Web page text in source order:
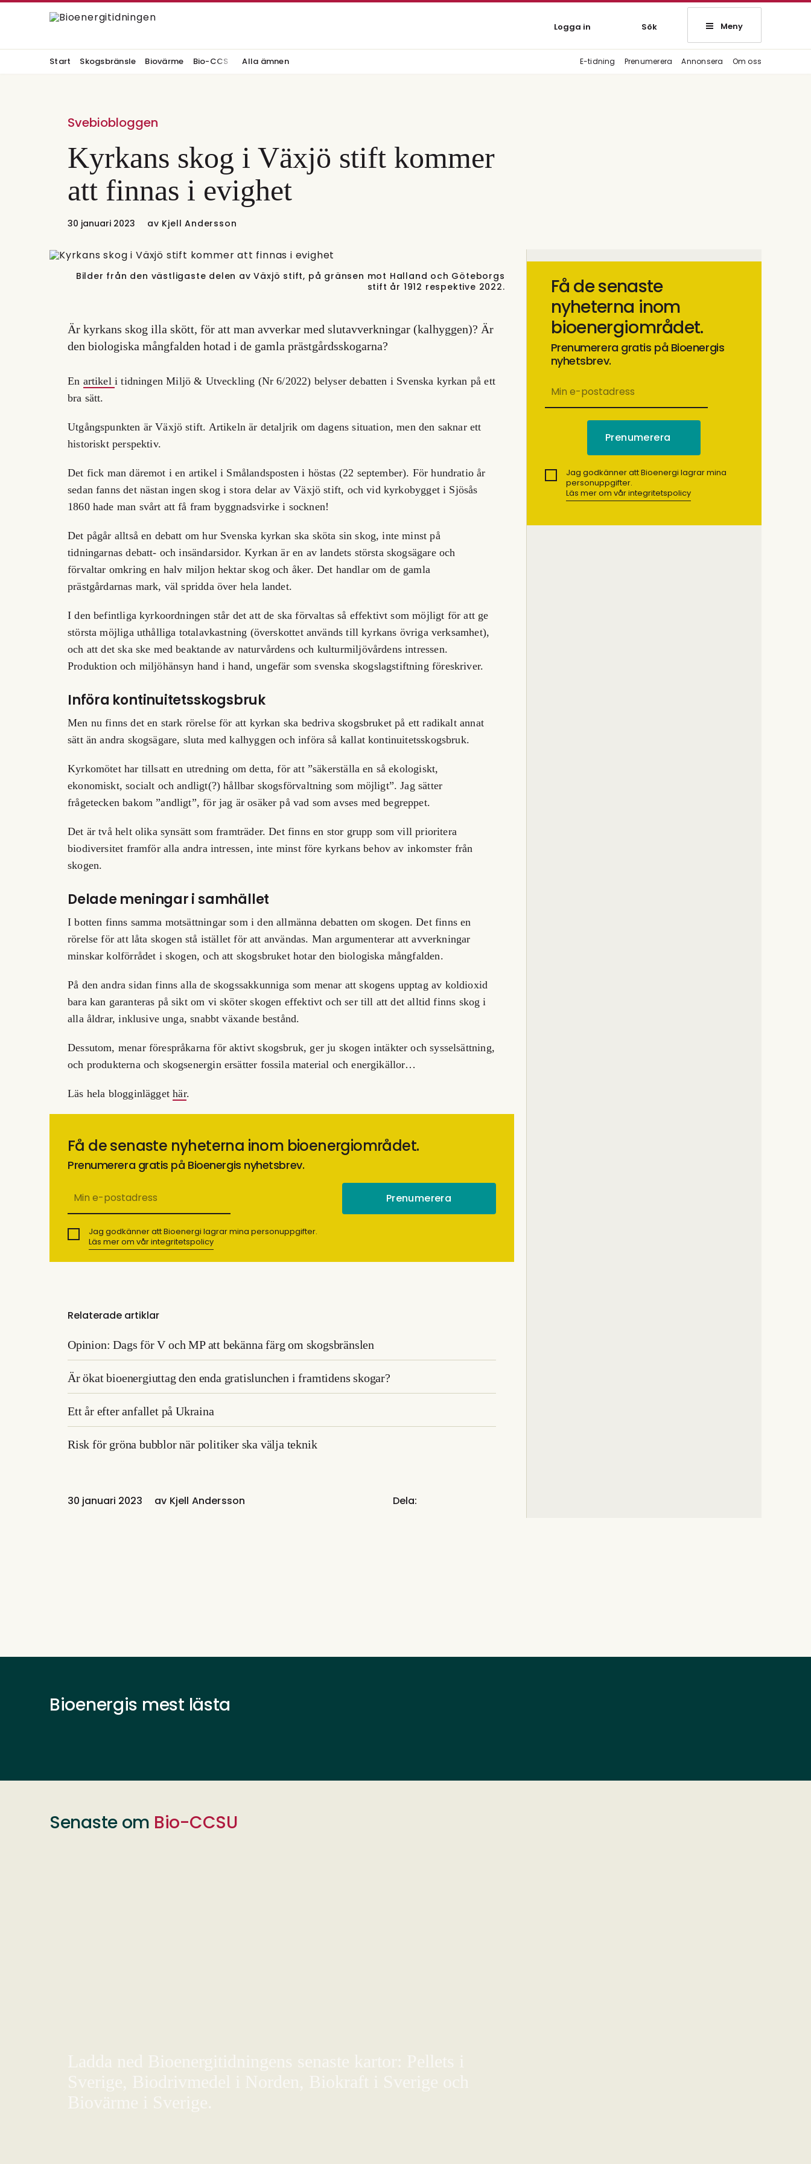
Logga in Sök Meny
Start Skogsbränsle Biovärme Bio-CCS Alla ämnen E-tidning Prenumerera Annonsera Om oss
Svebiobloggen
Kyrkans skog i Växjö stift kommer
att finnas i evighet
30 januari 2023 av Kjell Andersson
Bilder från den västligaste delen av Växjö stift, på gränsen mot Halland och Göteborgs
stift år 1912 respektive 2022.
Är kyrkans skog illa skött, för att man avverkar med slutavverkningar (kalhyggen)? Är
den biologiska mångfalden hotad i de gamla prästgårdsskogarna?
En artikel i tidningen Miljö & Utveckling (Nr 6/2022) belyser debatten i Svenska kyrkan på ett
bra sätt.
Utgångspunkten är Växjö stift. Artikeln är detaljrik om dagens situation, men den saknar ett
historiskt perspektiv.
Det fick man däremot i en artikel i Smålandsposten i höstas (22 september). För hundratio år
sedan fanns det nästan ingen skog i stora delar av Växjö stift, och vid kyrkobygget i Sjösås
1860 hade man svårt att få fram byggnadsvirke i socknen!
Det pågår alltså en debatt om hur Svenska kyrkan ska sköta sin skog, inte minst på
tidningarnas debatt- och insändarsidor. Kyrkan är en av landets största skogsägare och
förvaltar omkring en halv miljon hektar skog och åker. Det handlar om de gamla
prästgårdarnas mark, väl spridda över hela landet.
I den befintliga kyrkoordningen står det att de ska förvaltas så effektivt som möjligt för att ge
största möjliga uthålliga totalavkastning (överskottet används till kyrkans övriga verksamhet),
och att det ska ske med beaktande av naturvårdens och kulturmiljövårdens intressen.
Produktion och miljöhänsyn hand i hand, ungefär som svenska skogslagstiftning föreskriver.
Införa kontinuitetsskogsbruk
Men nu finns det en stark rörelse för att kyrkan ska bedriva skogsbruket på ett radikalt annat
sätt än andra skogsägare, sluta med kalhyggen och införa så kallat kontinuitetsskogsbruk.
Kyrkomötet har tillsatt en utredning om detta, för att ”säkerställa en så ekologiskt,
ekonomiskt, socialt och andligt(?) hållbar skogsförvaltning som möjligt”. Jag sätter
frågetecken bakom ”andligt”, för jag är osäker på vad som avses med begreppet.
Det är två helt olika synsätt som framträder. Det finns en stor grupp som vill prioritera
biodiversitet framför alla andra intressen, inte minst före kyrkans behov av inkomster från
skogen.
Delade meningar i samhället
I botten finns samma motsättningar som i den allmänna debatten om skogen. Det finns en
rörelse för att låta skogen stå istället för att användas. Man argumenterar att avverkningar
minskar kolförrådet i skogen, och att skogsbruket hotar den biologiska mångfalden.
På den andra sidan finns alla de skogssakkunniga som menar att skogens upptag av koldioxid
bara kan garanteras på sikt om vi sköter skogen effektivt och ser till att det alltid finns skog i
alla åldrar, inklusive unga, snabbt växande bestånd.
Dessutom, menar förespråkarna för aktivt skogsbruk, ger ju skogen intäkter och sysselsättning,
och produkterna och skogsenergin ersätter fossila material och energikällor…
Läs hela blogginläggethär.
Få de senaste nyheterna inom bioenergiområdet.
Prenumerera gratis på Bioenergis nyhetsbrev.
Jag godkänner att Bioenergi lagrar mina personuppgifter.
Läs mer om vår integritetspolicy
Relaterade artiklar
Opinion: Dags för V och MP att bekänna färg om skogsbränslen
Är ökat bioenergiuttag den enda gratislunchen i framtidens skogar?
Ett år efter anfallet på Ukraina
Risk för gröna bubblor när politiker ska välja teknik
30 januari 2023 av Kjell Andersson Dela:
Få de senaste
nyheterna inom
bioenergiområdet.
Prenumerera gratis på Bioenergis
nyhetsbrev.
Jag godkänner att Bioenergi lagrar mina
personuppgifter.
Läs mer om vår integritetspolicy
Bioenergis mest lästa
Senaste om Bio-CCSU
Ladda ned Bioenergitidningens senaste kartor: Pellets i
Sverige, Biodrivmedel i Norden, Biokraft i Sverige och
Biovärme i Sverige.